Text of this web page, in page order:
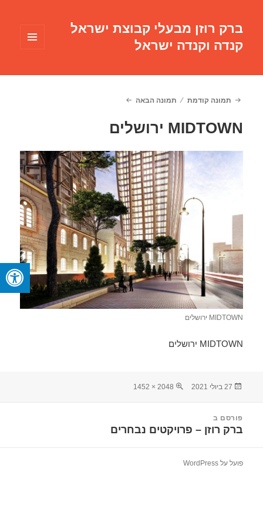
ברק רוזן מבעלי קבוצת ישראל
קנדה וקנדה ישראל
תמונה קודמת תמונה הבאה
MIDTOWN ירושלים
MIDTOWN ירושלים
MIDTOWN ירושלים
פורסם
27 ביולי 2021
מסך
2048 × 1452
פורסם ב
ברק רוזן – פרויקטים נבחרים
פועל על WordPress